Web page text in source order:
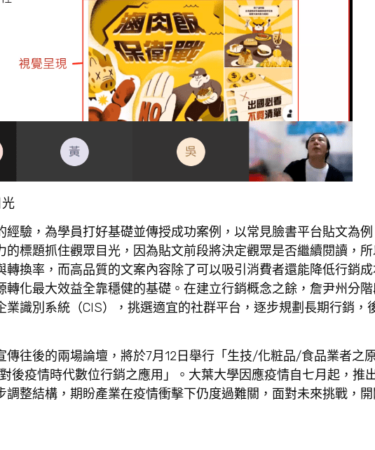
驗，為學員打好基礎並傳授成功案例，以常見臉書平台貼文為
標題抓住觀眾目光，因為貼文前段將決定觀眾是否繼續閱讀，
換率，而高品質的文案內容除了可以吸引消費者還能降低行銷
化最大效益全靠穩健的基礎。在建立行銷概念之餘，詹尹州分
識別系統（CIS），挑選適宜的社群平台，逐步規劃長期行銷，
往後的兩場論壇，將於7月12日舉行「生技/化粧品/食品業者之
疫情時代數位行銷之應用」。大葉大學因應疫情自七月起，推
整結構，期盼產業在疫情衝擊下仍度過難關，面對未來挑戰，